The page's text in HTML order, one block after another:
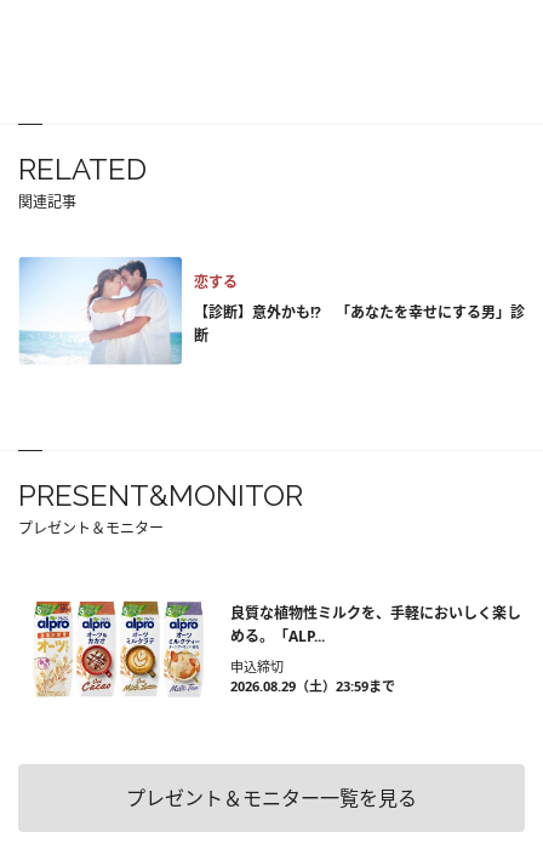
RELATED
関連記事
恋する
【診断】意外かも!? 「あなたを幸せにする男」診
断
PRESENT&MONITOR
プレゼント＆モニター
良質な植物性ミルクを、手軽においしく楽し
める。「ALP...
申込締切
2026.08.29（土）23:59まで
プレゼント＆モニター一覧を見る